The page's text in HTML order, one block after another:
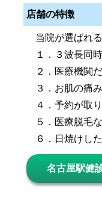
店舗の特徴
当院が選ばれ
１．３波長同
２．医療機関
３．お肌の痛
４．予約が取
５．医療脱毛
６．日焼けし
名古屋駅健